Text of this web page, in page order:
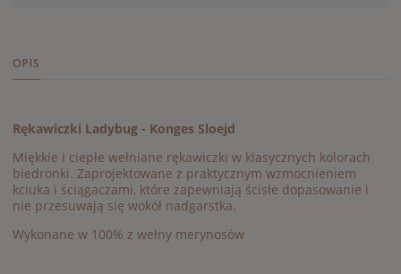
OPIS
Rękawiczki Ladybug - Konges Sloejd
Miękkie i ciepłe wełniane rękawiczki w klasycznych kolorach
biedronki. Zaprojektowane z praktycznym wzmocnieniem
kciuka i ściągaczami, które zapewniają ścisłe dopasowanie i
nie przesuwają się wokół nadgarstka.
Wykonane w 100% z wełny merynosów